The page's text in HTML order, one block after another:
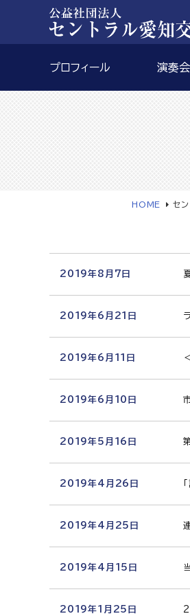
プロフィール 演奏
HOME セ
2019年8月7日
2019年6月21日
2019年6月11日
2019年6月10日
2019年5月16日
2019年4月26日
2019年4月25日
2019年4月15日
2019年1月25日